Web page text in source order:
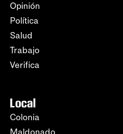
Opinión
Política
Salud
Trabajo
Verifica
Local
Colonia